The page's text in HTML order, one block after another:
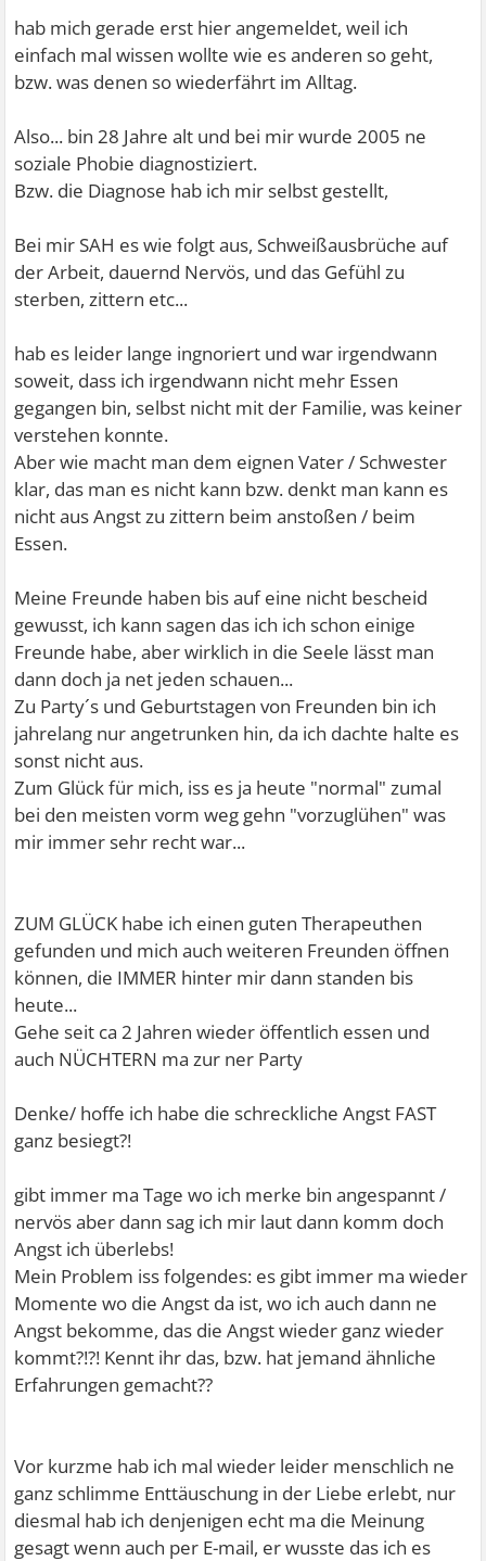
hab mich gerade erst hier angemeldet, weil ich
einfach mal wissen wollte wie es anderen so geht,
bzw. was denen so wiederfährt im Alltag.
Also... bin 28 Jahre alt und bei mir wurde 2005 ne
soziale Phobie diagnostiziert.
Bzw. die Diagnose hab ich mir selbst gestellt,
Bei mir SAH es wie folgt aus, Schweißausbrüche auf
der Arbeit, dauernd Nervös, und das Gefühl zu
sterben, zittern etc...
hab es leider lange ingnoriert und war irgendwann
soweit, dass ich irgendwann nicht mehr Essen
gegangen bin, selbst nicht mit der Familie, was keiner
verstehen konnte.
Aber wie macht man dem eignen Vater / Schwester
klar, das man es nicht kann bzw. denkt man kann es
nicht aus Angst zu zittern beim anstoßen / beim
Essen.
Meine Freunde haben bis auf eine nicht bescheid
gewusst, ich kann sagen das ich ich schon einige
Freunde habe, aber wirklich in die Seele lässt man
dann doch ja net jeden schauen...
Zu Party´s und Geburtstagen von Freunden bin ich
jahrelang nur angetrunken hin, da ich dachte halte es
sonst nicht aus.
Zum Glück für mich, iss es ja heute "normal" zumal
bei den meisten vorm weg gehn "vorzuglühen" was
mir immer sehr recht war...
ZUM GLÜCK habe ich einen guten Therapeuthen
gefunden und mich auch weiteren Freunden öffnen
können, die IMMER hinter mir dann standen bis
heute...
Gehe seit ca 2 Jahren wieder öffentlich essen und
auch NÜCHTERN ma zur ner Party
Denke/ hoffe ich habe die schreckliche Angst FAST
ganz besiegt?!
gibt immer ma Tage wo ich merke bin angespannt /
nervös aber dann sag ich mir laut dann komm doch
Angst ich überlebs!
Mein Problem iss folgendes: es gibt immer ma wieder
Momente wo die Angst da ist, wo ich auch dann ne
Angst bekomme, das die Angst wieder ganz wieder
kommt?!?! Kennt ihr das, bzw. hat jemand ähnliche
Erfahrungen gemacht??
Vor kurzme hab ich mal wieder leider menschlich ne
ganz schlimme Enttäuschung in der Liebe erlebt, nur
diesmal hab ich denjenigen echt ma die Meinung
gesagt wenn auch per E-mail, er wusste das ich es